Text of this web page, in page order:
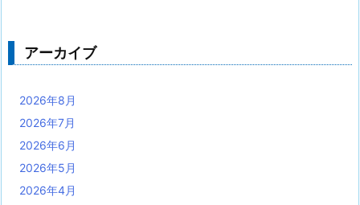
アーカイブ
2026年8月
2026年7月
2026年6月
2026年5月
2026年4月